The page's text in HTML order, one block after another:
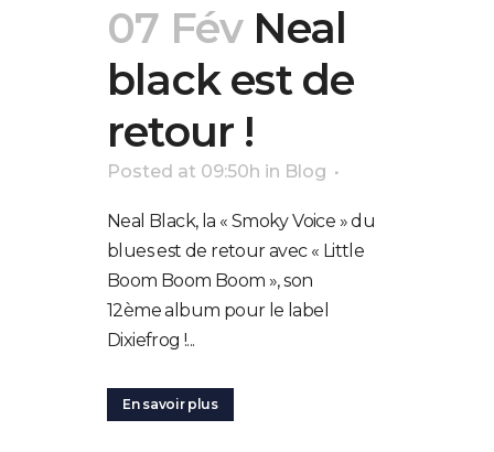
07 Fév Neal
black est de
retour !
Posted at 09:50h in Blog
Neal Black, la « Smoky Voice » du
blues est de retour avec « Little
Boom Boom Boom », son
12ème album pour le label
Dixiefrog !...
En savoir plus